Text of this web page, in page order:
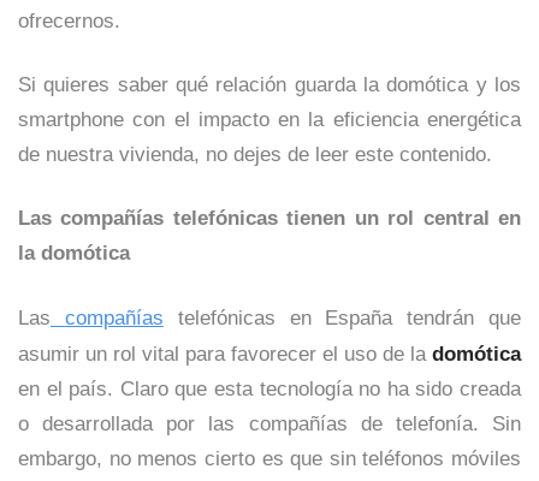
ofrecernos.
Si quieres saber qué relación guarda la domótica y los
smartphone con el impacto en la eficiencia energética
de nuestra vivienda, no dejes de leer este contenido.
Las compañías telefónicas tienen un rol central en
la domótica
Las compañías telefónicas en España tendrán que
asumir un rol vital para favorecer el uso de la domótica
en el país. Claro que esta tecnología no ha sido creada
o desarrollada por las compañías de telefonía. Sin
embargo, no menos cierto es que sin teléfonos móviles